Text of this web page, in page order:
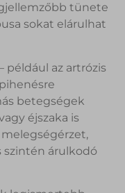
tünete
sokat elárulhat
például az artrózis
betegségek
éjszaka is
szintén árulkodó